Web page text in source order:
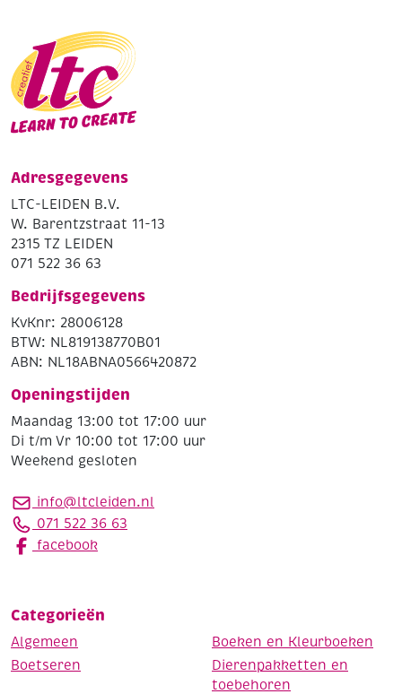
Adresgegevens
LTC-LEIDEN B.V.
W. Barentzstraat 11-13
2315 TZ LEIDEN
071 522 36 63
Bedrijfsgegevens
KvKnr: 28006128
BTW: NL819138770B01
ABN: NL18ABNA0566420872
Openingstijden
Maandag 13:00 tot 17:00 uur
Di t/m Vr 10:00 tot 17:00 uur
Weekend gesloten
info@ltcleiden.nl
071 522 36 63
facebook
Categorieën
Algemeen
Boeken en Kleurboeken
Boetseren
Dierenpakketten en
toebehoren